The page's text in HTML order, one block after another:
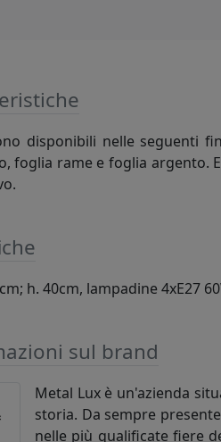
disponibili nelle seguenti
foglia rame e foglia argento.
h. 40cm, lampadine 4xE27
sul brand
Metal Lux è un'azienda
storia. Da sempre
nelle più qualificate fiere